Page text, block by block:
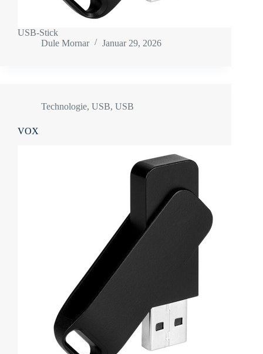
USB-Stick
Dule Mornar
Januar 29, 2026
Technologie, USB, USB
VOX